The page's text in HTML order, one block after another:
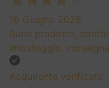
18 Giugno 2026
Buon prodotto,
imballaggio,
Acquirente verificato